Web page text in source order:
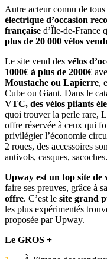
Autre acteur connu de
électrique d’occasion
française d’Île-de-France
plus de 20 000 vélos
Le site vend des vélos
1000€ à plus de 2000€
Moustache ou Lapierre,
Cube ou Giant. Dans le
VTC, des vélos pliants
quoi trouver la perle rare,
offre réservée à ceux qui
privilégier l’économie
2 roues, des accessoires
antivols, casques,
Upway est un top site de
faire ses preuves, grâce à sa
offre. C’est le site grand
les plus expérimentés
proposée par Upway.
Le GROS +